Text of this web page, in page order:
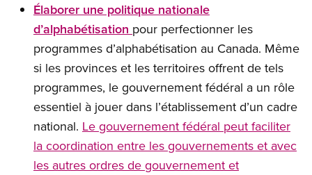
Élaborer une politique nationale
d’alphabétisation pour perfectionner les
programmes d’alphabétisation au Canada. Même
si les provinces et les territoires offrent de tels
programmes, le gouvernement fédéral a un rôle
essentiel à jouer dans l’établissement d’un cadre
national. Le gouvernement fédéral peut faciliter
la coordination entre les gouvernements et avec
les autres ordres de gouvernement et